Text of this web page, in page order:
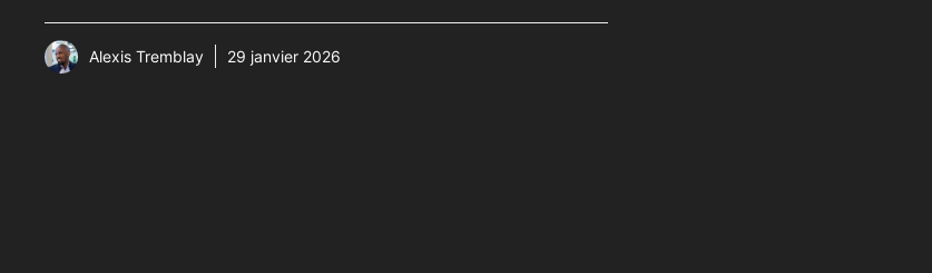
Alexis Tremblay 29 janvier 2026